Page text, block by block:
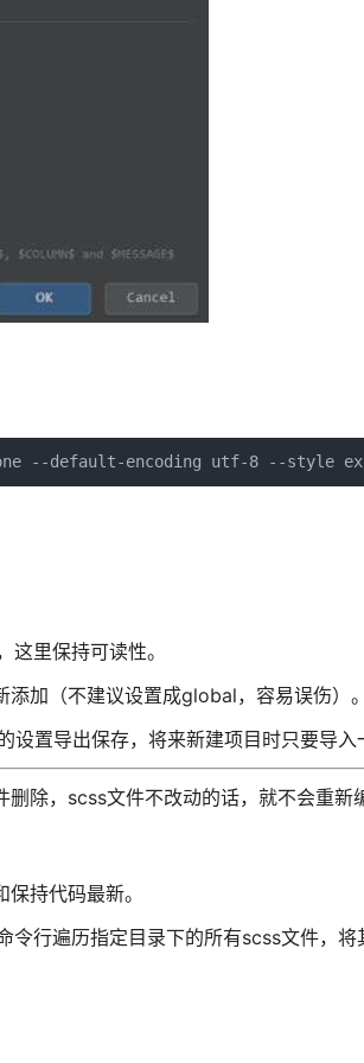
--default-encoding utf-8 --style
里保持可读性。
加（不建议设置成global，容易误伤）。
置导出保存，将来新建项目时只要导入
除，scss文件不改动的话，就不会重新
持代码最新。
行遍历指定目录下的所有scss文件，将